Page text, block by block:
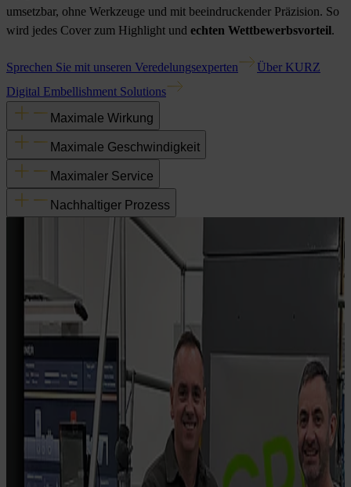
umsetzbar, ohne Werkzeuge und mit beeindruckender Präzision. So
wird jedes Cover zum Highlight und echten Wettbewerbsvorteil.
Sprechen Sie mit unseren Veredelungsexperten
Über KURZ
Digital Embellishment Solutions
Maximale Wirkung
Maximale Geschwindigkeit
Maximaler Service
Nachhaltiger Prozess